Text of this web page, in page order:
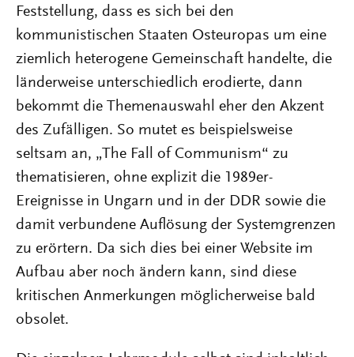
Feststellung, dass es sich bei den
kommunistischen Staaten Osteuropas um eine
ziemlich heterogene Gemeinschaft handelte, die
länderweise unterschiedlich erodierte, dann
bekommt die Themenauswahl eher den Akzent
des Zufälligen. So mutet es beispielsweise
seltsam an, „The Fall of Communism“ zu
thematisieren, ohne explizit die 1989er-
Ereignisse in Ungarn und in der DDR sowie die
damit verbundene Auflösung der Systemgrenzen
zu erörtern. Da sich dies bei einer Website im
Aufbau aber noch ändern kann, sind diese
kritischen Anmerkungen möglicherweise bald
obsolet.